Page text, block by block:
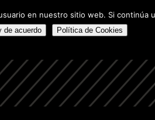
EN VENTA PROYECTOS
ALQUILERES
en nuestro sitio web. Si
de acuerdo Política de Cookies